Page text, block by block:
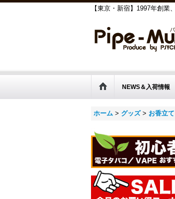
【東京・新宿】1997年創
NEWS＆入荷情報
ホーム > グッズ > お香立